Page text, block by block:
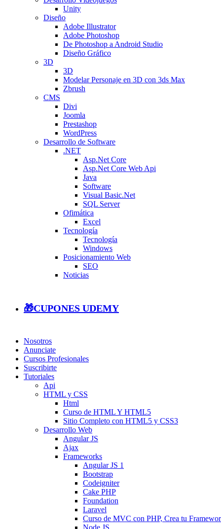
Unity
Diseño
Adobe Illustrator
Adobe Photoshop
De Photoshop a Android Studio
Diseño Gráfico
3D
3D
Modelar Personaje en 3D con 3ds Max
Zbrush
CMS
Divi
Joomla
Prestashop
WordPress
Desarrollo de Software
.NET
Asp.Net Core
Asp.Net Core Web Api
Java
Software
Visual Basic.Net
SQL Server
Ofimática
Excel
Tecnología
Tecnología
Windows
Posicionamiento Web
SEO
Noticias
🎁CUPONES UDEMY
Nosotros
Anunciate
Cursos Profesionales
Suscribirte
Tutoriales
Api
HTML y CSS
Html
Curso de HTML Y HTML5
Sitio Completo con HTML5 y CSS3
Desarrollo Web
Angular JS
Ajax
Frameworks
Angular JS 1
Bootstrap
Codeigniter
Cake PHP
Foundation
Laravel
Curso de MVC con PHP, Crea tu